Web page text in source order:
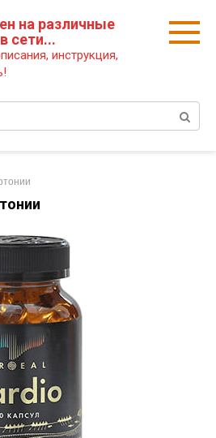
на различные
сети...
инструкция,